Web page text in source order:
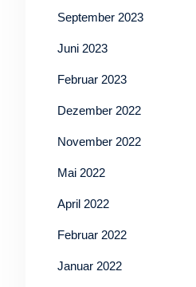
September 2023
Juni 2023
Februar 2023
Dezember 2022
November 2022
Mai 2022
April 2022
Februar 2022
Januar 2022